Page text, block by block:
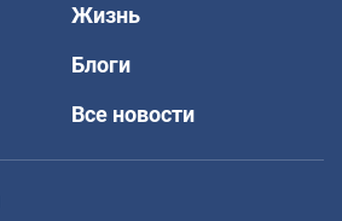
Жизнь
Блоги
Все новости